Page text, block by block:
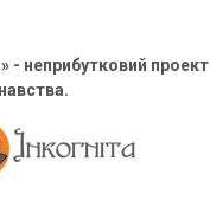
- неприбутковий проект